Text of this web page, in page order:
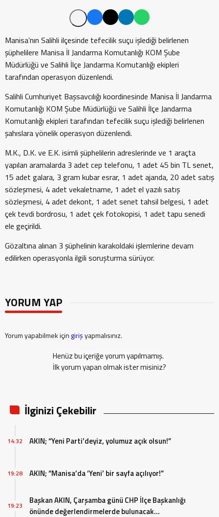
Manisa’nın Salihli ilçesinde tefecilik suçu işlediği belirlenen
şüphelilere Manisa İl Jandarma Komutanlığı KOM Şube
Müdürlüğü ve Salihli İlçe Jandarma Komutanlığı ekipleri
tarafından operasyon düzenlendi.
Salihli Cumhuriyet Başsavcılığı koordinesinde Manisa İl Jandarma
Komutanlığı KOM Şube Müdürlüğü ve Salihli İlçe Jandarma
Komutanlığı ekipleri tarafından tefecilik suçu işlediği belirlenen
şahıslara yönelik operasyon düzenlendi.
M.K., D.K. ve E.K. isimli şüphelilerin adreslerinde ve 1 araçta
yapılan aramalarda 3 adet cep telefonu, 1 adet 45 bin TL senet,
15 adet galara, 3 gram kubar esrar, 1 adet ajanda, 20 adet satış
sözleşmesi, 4 adet vekaletname, 1 adet el yazılı satış
sözleşmesi, 4 adet dekont, 1 adet senet tahsil belgesi, 1 adet
çek tevdi bordrosu, 1 adet çek fotokopisi, 1 adet tapu senedi
ele geçirildi.
Gözaltına alınan 3 şüphelinin karakoldaki işlemlerine devam
edilirken operasyonla ilgili soruşturma sürüyor.
YORUM YAP
Yorum yapabilmek içingirişyapmalısınız.
Henüz bu içeriğe yorum yapılmamış.
İlk yorum yapan olmak ister misiniz?
İlginizi Çekebilir
AKIN; “Yeni Parti’deyiz, yolumuz açık olsun!”
14:32
AKIN; “Manisa’da ‘Yeni’ bir sayfa açılıyor!”
19:28
Başkan AKIN, Çarşamba günü CHP İlçe Başkanlığı
önünde değerlendirmelerde bulunacak…
19:23